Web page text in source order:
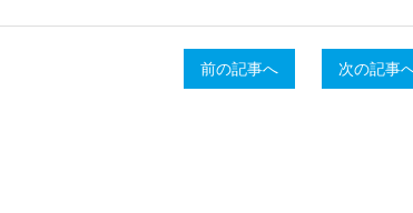
前の記事へ 次の記事